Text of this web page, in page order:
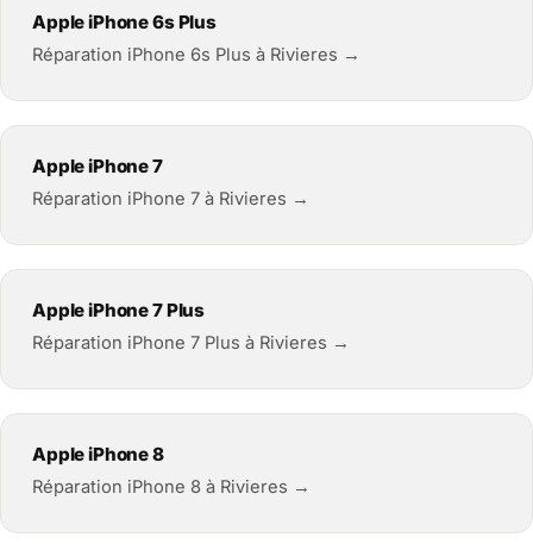
Apple iPhone 6s Plus
Réparation iPhone 6s Plus à Rivieres →
Apple iPhone 7
Réparation iPhone 7 à Rivieres →
Apple iPhone 7 Plus
Réparation iPhone 7 Plus à Rivieres →
Apple iPhone 8
Réparation iPhone 8 à Rivieres →